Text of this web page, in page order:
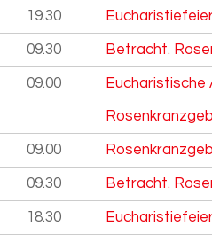
19.30
09.30 Betracht.
09.00 Eucharistische
09.00
09.30 Betracht.
18.30